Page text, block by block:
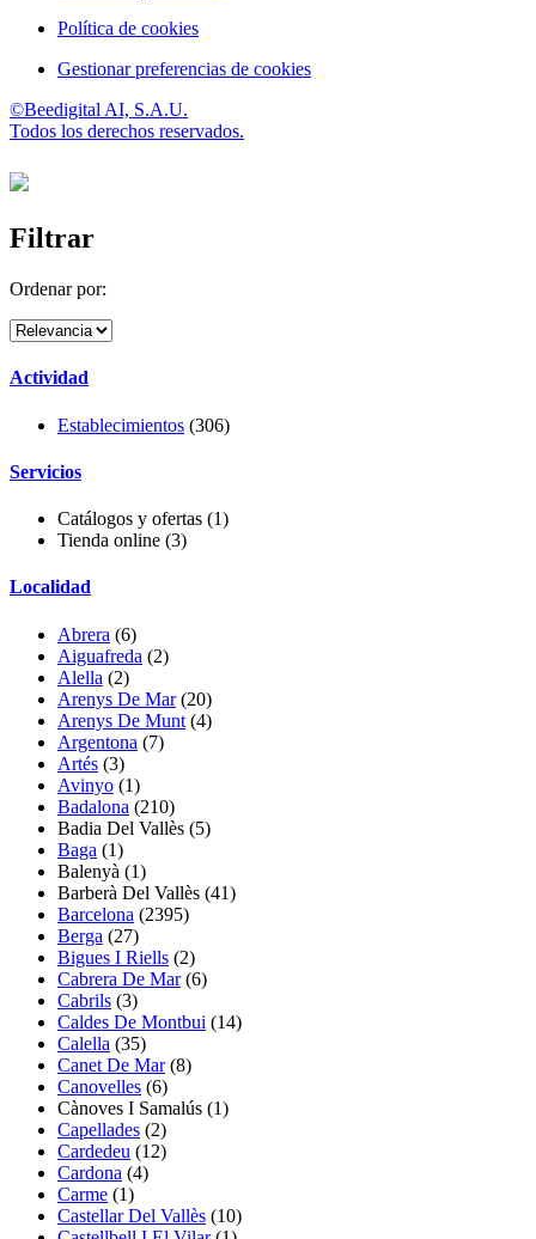
Política de cookies
Gestionar preferencias de cookies
©Beedigital AI, S.A.U.
Todos los derechos reservados.
Filtrar
Ordenar por:
Actividad
Establecimientos (306)
Servicios
Catálogos y ofertas (1)
Tienda online (3)
Localidad
Abrera (6)
Aiguafreda (2)
Alella (2)
Arenys De Mar(20)
Arenys De Munt (4)
Argentona (7)
Artés (3)
Avinyo (1)
Badalona (210)
Badia Del Vallès (5)
Baga (1)
Balenyà (1)
Barberà Del Vallès (41)
Barcelona (2395)
Berga (27)
Bigues I Riells (2)
Cabrera De Mar(6)
Cabrils (3)
Caldes De Montbui (14)
Calella (35)
Canet De Mar(8)
Canovelles (6)
Cànoves I Samalús (1)
Capellades (2)
Cardedeu (12)
Cardona (4)
Carme (1)
Castellar Del Vallès (10)